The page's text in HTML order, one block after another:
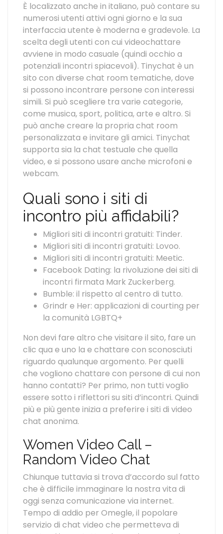
È localizzato anche in italiano, può contare su
numerosi utenti attivi ogni giorno e la sua
interfaccia utente è moderna e gradevole. La
scelta degli utenti con cui videochattare
avviene in modo casuale (quindi occhio a
potenziali incontri spiacevoli). Tinychat è un
sito con diverse chat room tematiche, dove
si possono incontrare persone con interessi
simili. Si può scegliere tra varie categorie,
come musica, sport, politica, arte e altro. Si
può anche creare la propria chat room
personalizzata e invitare gli amici. Tinychat
supporta sia la chat testuale che quella
video, e si possono usare anche microfoni e
webcam.
Quali sono i siti di
incontro più affidabili?
Migliori siti di incontri gratuiti: Tinder.
Migliori siti di incontri gratuiti: Lovoo.
Migliori siti di incontri gratuiti: Meetic.
Facebook Dating: la rivoluzione dei siti di
incontri firmata Mark Zuckerberg.
Bumble: il rispetto al centro di tutto.
Grindr e Her: applicazioni di courting per
la comunità LGBTQ+
Non devi fare altro che visitare il sito, fare un
clic qua e uno la e chattare con sconosciuti
riguardo qualunque argomento. Per quelli
che vogliono chattare con persone di cui non
hanno contatti? Per primo, non tutti voglio
essere sotto i riflettori su siti d’incontri. Quindi
più e più gente inizia a preferire i siti di video
chat anonima.
Women Video Call –
Random Video Chat
Chiunque tuttavia si trova d’accordo sul fatto
che è difficile immaginare la nostra vita di
oggi senza comunicazione via internet.
Tempo di addio per Omegle, il popolare
servizio di chat video che permetteva di